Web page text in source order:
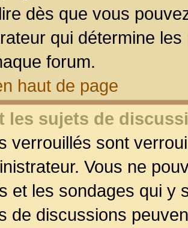
dès que vous
qui détermine
forum.
haut de page
les sujets de
verrouillés sont
Vous ne
et les sondages qui y
de discussions